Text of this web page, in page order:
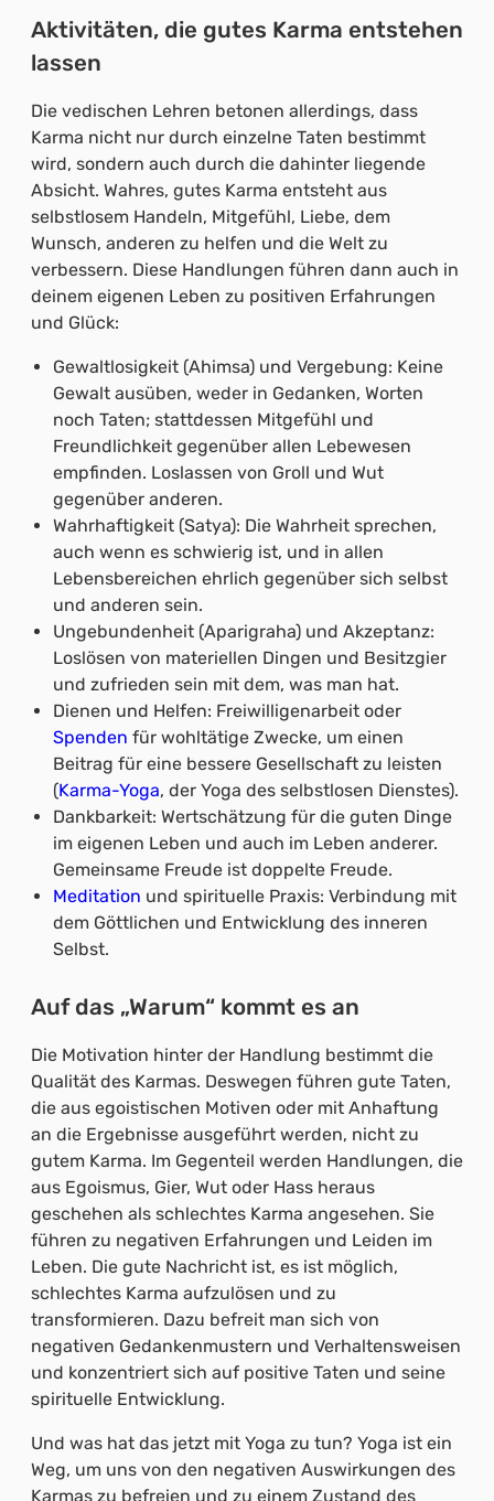
Aktivitäten, die gutes Karma entstehen
lassen
Die vedischen Lehren betonen allerdings, dass
Karma nicht nur durch einzelne Taten bestimmt
wird, sondern auch durch die dahinter liegende
Absicht. Wahres, gutes Karma entsteht aus
selbstlosem Handeln, Mitgefühl, Liebe, dem
Wunsch, anderen zu helfen und die Welt zu
verbessern. Diese Handlungen führen dann auch in
deinem eigenen Leben zu positiven Erfahrungen
und Glück:
Gewaltlosigkeit (Ahimsa) und Vergebung: Keine
Gewalt ausüben, weder in Gedanken, Worten
noch Taten; stattdessen Mitgefühl und
Freundlichkeit gegenüber allen Lebewesen
empfinden. Loslassen von Groll und Wut
gegenüber anderen.
Wahrhaftigkeit (Satya): Die Wahrheit sprechen,
auch wenn es schwierig ist, und in allen
Lebensbereichen ehrlich gegenüber sich selbst
und anderen sein.
Ungebundenheit (Aparigraha) und Akzeptanz:
Loslösen von materiellen Dingen und Besitzgier
und zufrieden sein mit dem, was man hat.
Dienen und Helfen: Freiwilligenarbeit oder
Spenden für wohltätige Zwecke, um einen
Beitrag für eine bessere Gesellschaft zu leisten
(Karma-Yoga, der Yoga des selbstlosen Dienstes).
Dankbarkeit: Wertschätzung für die guten Dinge
im eigenen Leben und auch im Leben anderer.
Gemeinsame Freude ist doppelte Freude.
Meditation und spirituelle Praxis: Verbindung mit
dem Göttlichen und Entwicklung des inneren
Selbst.
Auf das „Warum“ kommt es an
Die Motivation hinter der Handlung bestimmt die
Qualität des Karmas. Deswegen führen gute Taten,
die aus egoistischen Motiven oder mit Anhaftung
an die Ergebnisse ausgeführt werden, nicht zu
gutem Karma. Im Gegenteil werden Handlungen, die
aus Egoismus, Gier, Wut oder Hass heraus
geschehen als schlechtes Karma angesehen. Sie
führen zu negativen Erfahrungen und Leiden im
Leben. Die gute Nachricht ist, es ist möglich,
schlechtes Karma aufzulösen und zu
transformieren. Dazu befreit man sich von
negativen Gedankenmustern und Verhaltensweisen
und konzentriert sich auf positive Taten und seine
spirituelle Entwicklung.
Und was hat das jetzt mit Yoga zu tun? Yoga ist ein
Weg, um uns von den negativen Auswirkungen des
Karmas zu befreien und zu einem Zustand des